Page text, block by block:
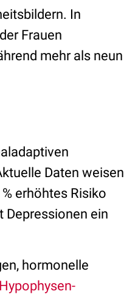
In
Frauen
mehr als neun
Daten weisen
erhöhtes Risiko
Depressionen ein
hormonelle